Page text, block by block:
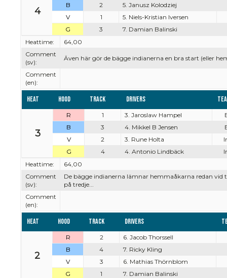
4
B
2
5. Janusz Kolodziej
V
1
5. Niels-Kristian Iversen
G
3
7. Damian Balinski
Heattime:
64,00
Comment
(sv):
Även här gör de bägge indianerna en bra start (eller
Comment
(en):
Heat Hood Track Drivers
3
R 1 3. Jaroslaw Hampel
B
3 4. Mikkel B Jensen
V
2 3. Rune Holta
G
4 4. Antonio Lindbäck
Heattime:
64,00
Comment
(sv):
De bägge indianerna lämnar hemmaåkarna redan vid
på tredje...
Comment
(en):
Heat Hood Track Drivers
2
R 2
6. Jacob Thorssell
B
4
7. Ricky Kling
V
3
6. Mathias Thörnblom
G
1
7. Damian Balinski